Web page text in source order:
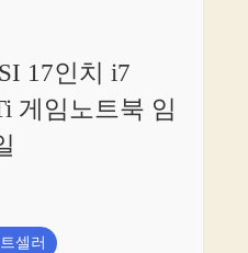
17인치 i7
게임노트북 임
셀러